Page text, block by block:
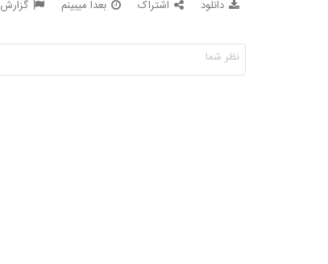
دانلود اشتراک بعدا میبینم گزارش